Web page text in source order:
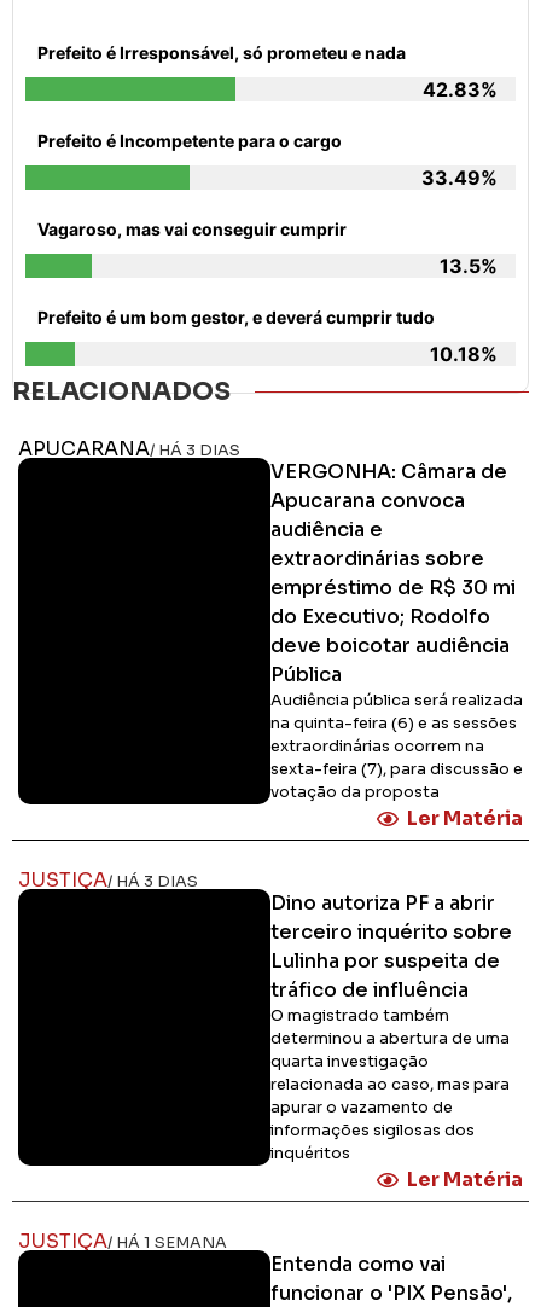
Prefeito é Irresponsável, só prometeu e nada
42.83%
Prefeito é Incompetente para o cargo
33.49%
Vagaroso, mas vai conseguir cumprir
13.5%
Prefeito é um bom gestor, e deverá cumprir tudo
10.18%
RELACIONADOS
APUCARANA/ HÁ 3 DIAS
VERGONHA: Câmara de
Apucarana convoca
audiência e
extraordinárias sobre
empréstimo de R$ 30 mi
do Executivo; Rodolfo
deve boicotar audiência
Pública
Audiência pública será realizada
na quinta-feira (6) e as sessões
extraordinárias ocorrem na
sexta-feira (7), para discussão e
votação da proposta
Ler Matéria
JUSTIÇA/ HÁ 3 DIAS
Dino autoriza PF a abrir
terceiro inquérito sobre
Lulinha por suspeita de
tráfico de influência
O magistrado também
determinou a abertura de uma
quarta investigação
relacionada ao caso, mas para
apurar o vazamento de
informações sigilosas dos
inquéritos
Ler Matéria
JUSTIÇA/ HÁ 1 SEMANA
Entenda como vai
funcionar o 'PIX Pensão',